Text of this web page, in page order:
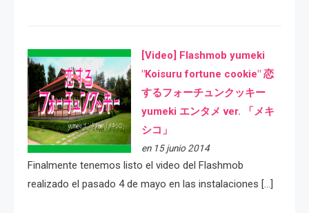
[Video] Flashmob yumeki
"Koisuru fortune cookie" 恋
するフォーチュンクッキー
yumeki エンタメ ver. 「メキ
シコ」
en 15 junio 2014
Finalmente tenemos listo el video del Flashmob
realizado el pasado 4 de mayo en las instalaciones […]